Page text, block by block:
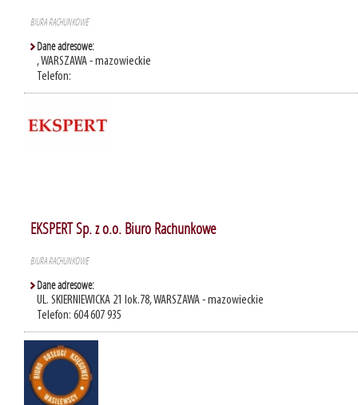
BIURA RACHUNKOWE
Dane adresowe:
, WARSZAWA - mazowieckie
Telefon:
EKSPERT Sp. z o.o. Biuro Rachunkowe
BIURA RACHUNKOWE
Dane adresowe:
UL. SKIERNIEWICKA 21 lok.78, WARSZAWA - mazowieckie
Telefon: 604 607 935